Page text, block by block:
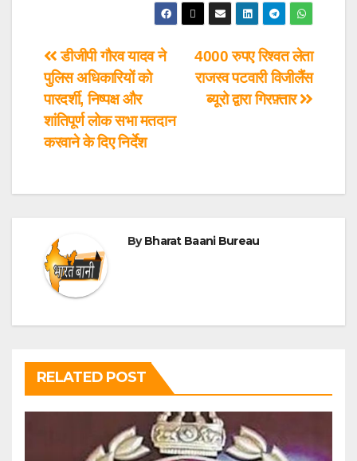
4000 रुपए रिश्वत लेता
राजस्व पटवारी विजीलैंस
ब्यूरो द्वारा गिरफ़्तार
डीजीपी गौरव यादव ने
पुलिस अधिकारियों को
पारदर्शी, निष्पक्ष और
शांतिपूर्ण लोक सभा मतदान
करवाने के दिए निर्देश
ByBharat Baani Bureau
RELATED POST